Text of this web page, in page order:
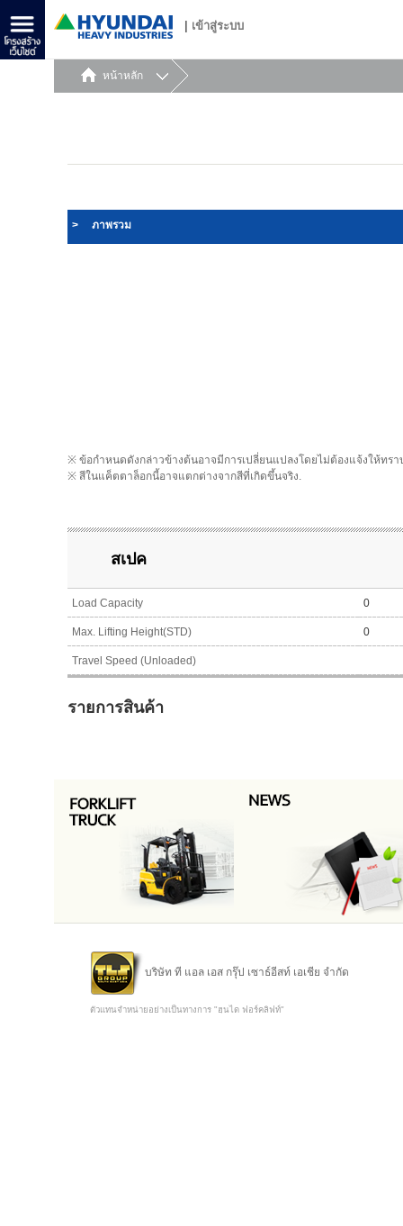
เข้าสู่ระบบ
หน้าหลัก
> ภาพรวม
※ ข้อกำหนดดังกล่าวข้างต้นอาจมีการเปลี่ยนแปลงโดยไม่ต้องแจ้งให้ทร
※ สีในแค็ตตาล็อกนี้อาจแตกต่างจากสีที่เกิดขึ้นจริง.
สเปค
Load Capacity 0
Max. Lifting Height(STD) 0
Travel Speed (Unloaded)
รายการสินค้า
บริษัท ที แอล เอส กรุ๊ป เซาธ์อีสท์ เอเชีย จำกัด
ตัวแทนจำหน่ายอย่างเป็นทางการ "ฮุนได ฟอร์คลิฟท์"